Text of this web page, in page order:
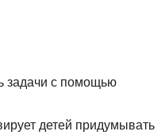
задачи с помощью
детей придумывать